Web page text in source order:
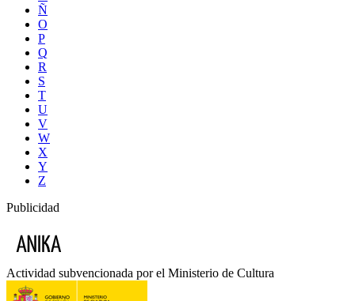
Ñ
O
P
Q
R
S
T
U
V
W
X
Y
Z
Publicidad
Actividad subvencionada por el Ministerio de Cultura